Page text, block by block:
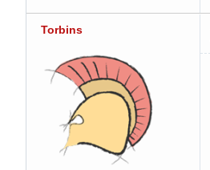
Torbins